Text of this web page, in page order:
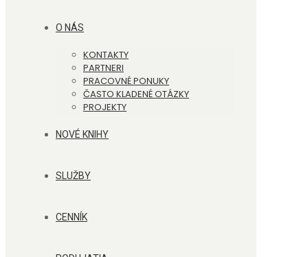
O NÁS
KONTAKTY
PARTNERI
PRACOVNÉ PONUKY
ČASTO KLADENÉ OTÁZKY
PROJEKTY
NOVÉ KNIHY
SLUŽBY
CENNÍK